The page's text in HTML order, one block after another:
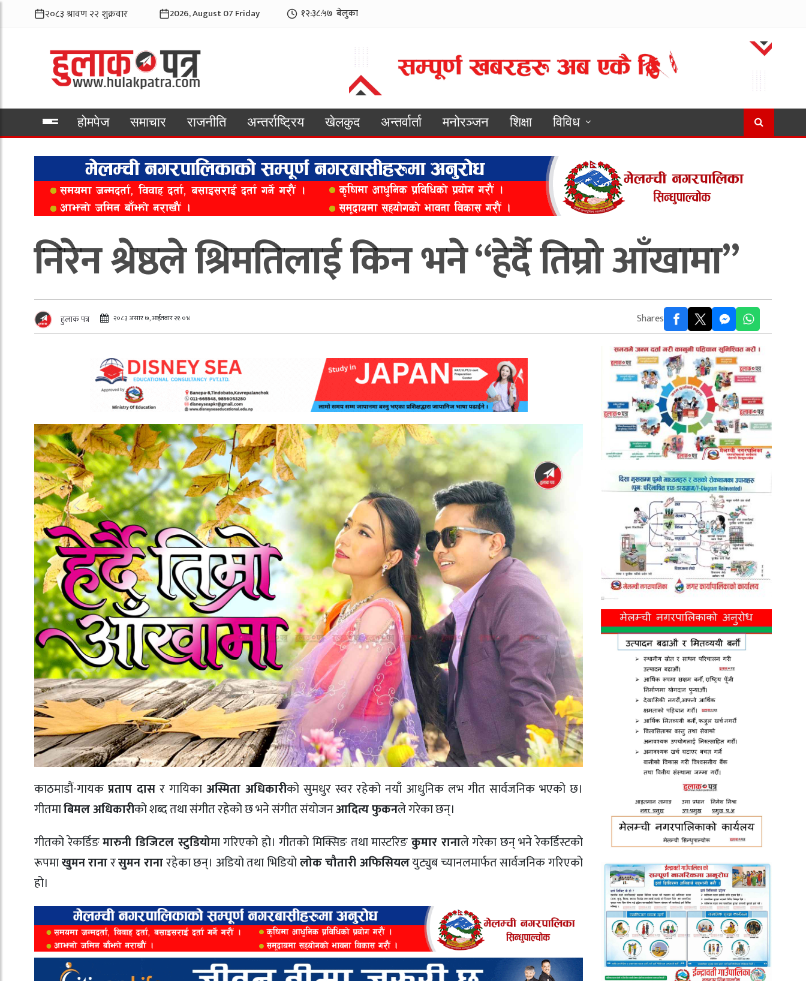
2026, August 07 Friday १२:३८:५९ बेलुका
होमपेज समाचार राजनीति अन्तर्राष्ट्रिय खेलकुद अन्तर्वार्ता मनोरञ्जन शिक्षा
विविध
निरेन श्रेष्ठले श्रिमतिलाई किन भने “हेर्दै तिम्रो आँखामा”
हुलाक पत्र २०८३ असार ७, आईतवार २१:०४ Shares
काठमाडौं-गायक प्रताप दासर गायिका अस्मिता अधिकारीको सुमधुर स्वर रहेको नयाँ आधुनिक लभ गीत सार्वजनिक भएको छ।
गीतमाबिमल अधिकारीको शब्द तथा संगीत रहेको छ भने संगीत संयोजनआदित्य फुकनले गरेका छन्।
गीतको रेकर्डिङमारुनी डिजिटल स्टुडियोमा गरिएको हो। गीतको मिक्सिङ तथा मास्टरिङकुमार रानाले गरेका छन् भने रेकर्डिस्टको
रूपमाखुमन रानारसुमन रानारहेका छन्। अडियो तथा भिडियोलोक चौतारी अफिसियलयुट्युब च्यानलमार्फत सार्वजनिक गरिएको
हो।